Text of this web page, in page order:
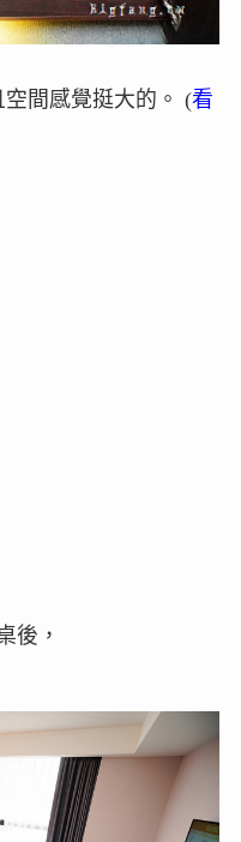
間感覺挺大的。 (看
後，